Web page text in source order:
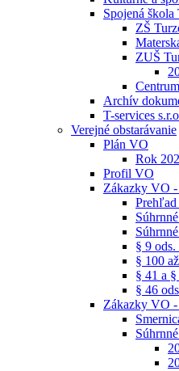
Spojená škola
ZŠ
ZUŠ
Archív
T-services
Verejné obstarávanie
Plán VO
Rok
Profil VO
Zákazky VO -
Prehľad
§ 9 ods.
§ 100
§ 41 a
§ 46
Zákazky VO -